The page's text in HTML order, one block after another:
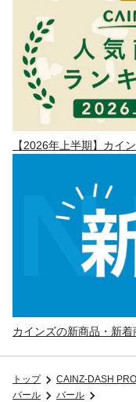
【2026年上半期】カイ
カインズの新商品・新着
トップ CAINZ-DASH PRO
バール
バール